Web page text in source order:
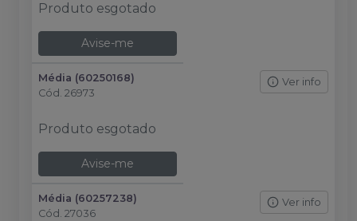
Produto esgotado
Avise-me
Média (60250168)
Cód. 26973
Ver info
Produto esgotado
Avise-me
Média (60257238)
Cód. 27036
Ver info